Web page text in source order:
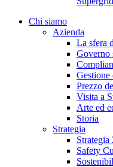
Chi siamo
Azienda
La sfera
Governo
Gestione
Prezzo
Visita a
Arte ed
Storia
Strategia
Strategia
Safety